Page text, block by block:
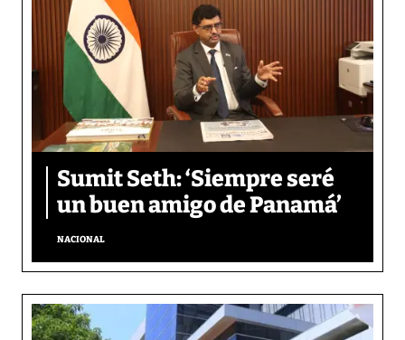
Sumit Seth: ‘Siempre seré
un buen amigo de Panamá’
NACIONAL